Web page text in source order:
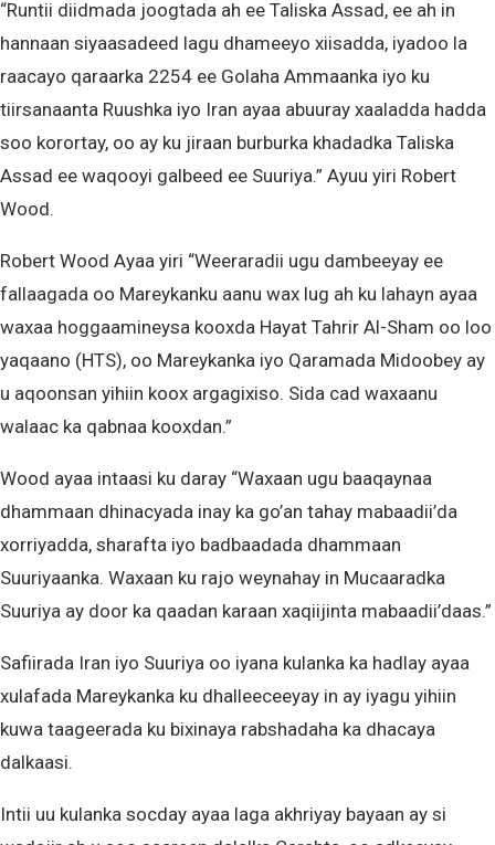
“Runtii diidmada joogtada ah ee Taliska Assad, ee ah in
hannaan siyaasadeed lagu dhameeyo xiisadda, iyadoo la
raacayo qaraarka 2254 ee Golaha Ammaanka iyo ku
tiirsanaanta Ruushka iyo Iran ayaa abuuray xaaladda hadda
soo korortay, oo ay ku jiraan burburka khadadka Taliska
Assad ee waqooyi galbeed ee Suuriya.” Ayuu yiri Robert
Wood.
Robert Wood Ayaa yiri “Weeraradii ugu dambeeyay ee
fallaagada oo Mareykanku aanu wax lug ah ku lahayn ayaa
waxaa hoggaamineysa kooxda Hayat Tahrir Al-Sham oo loo
yaqaano (HTS), oo Mareykanka iyo Qaramada Midoobey ay
u aqoonsan yihiin koox argagixiso. Sida cad waxaanu
walaac ka qabnaa kooxdan.”
Wood ayaa intaasi ku daray “Waxaan ugu baaqaynaa
dhammaan dhinacyada inay ka go’an tahay mabaadii’da
xorriyadda, sharafta iyo badbaadada dhammaan
Suuriyaanka. Waxaan ku rajo weynahay in Mucaaradka
Suuriya ay door ka qaadan karaan xaqiijinta mabaadii’daas.”
Safiirada Iran iyo Suuriya oo iyana kulanka ka hadlay ayaa
xulafada Mareykanka ku dhalleeceeyay in ay iyagu yihiin
kuwa taageerada ku bixinaya rabshadaha ka dhacaya
dalkaasi.
Intii uu kulanka socday ayaa laga akhriyay bayaan ay si